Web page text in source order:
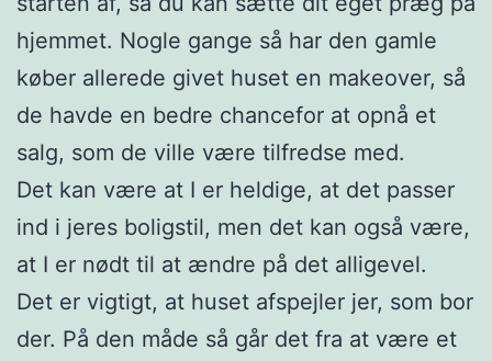
hjemmet. Nogle gange så har den gamle
køber allerede givet huset en makeover, så
de havde en bedre chancefor at opnå et
salg, som de ville være tilfredse med.
Det kan være at I er heldige, at det passer
ind i jeres boligstil, men det kan også være,
at I er nødt til at ændre på det alligevel.
Det er vigtigt, at huset afspejler jer, som bor
der. På den måde så går det fra at være et